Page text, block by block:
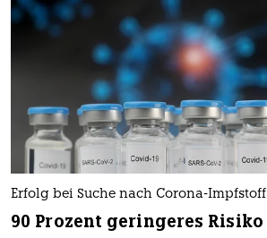
Erfolg bei Suche nach Corona-Impfstoff
90 Prozent geringeres Risiko